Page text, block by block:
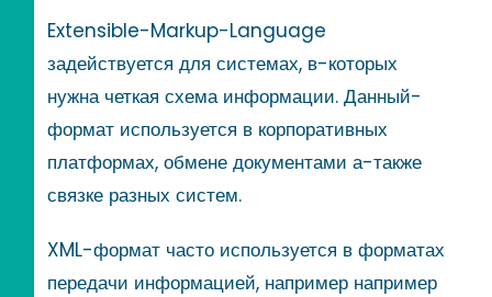
Extensible-Markup-Language
задействуется для системах, в-которых
нужна четкая схема информации. Данный-
формат используется в корпоративных
платформах, обмене документами а-также
связке разных систем.
XML-формат часто используется в форматах
передачи информацией, например например